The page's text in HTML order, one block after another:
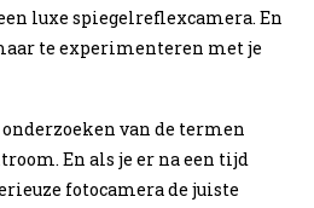
luxe spiegelreflexcamera. En
te experimenteren met je
van de termen
En als je er na een tijd
fotocamera de juiste